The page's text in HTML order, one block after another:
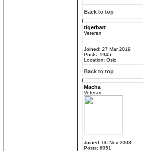
Back to top
tigerbart
Veteran
Joined: 27 Mar 2019
Posts: 1945
Location: Oslo
Back to top
Macha
Veteran
Joined: 06 Nov 2008
Posts: 6051